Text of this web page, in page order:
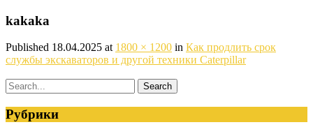
kakaka
Published 18.04.2025 at 1800 × 1200 in Как продлить срок
службы экскаваторов и другой техники Caterpillar
Рубрики